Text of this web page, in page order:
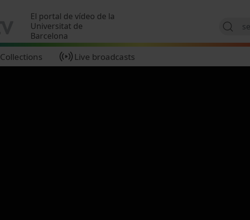
El portal de vídeo de la
Universitat de
Barcelona
Collections Live broadcasts